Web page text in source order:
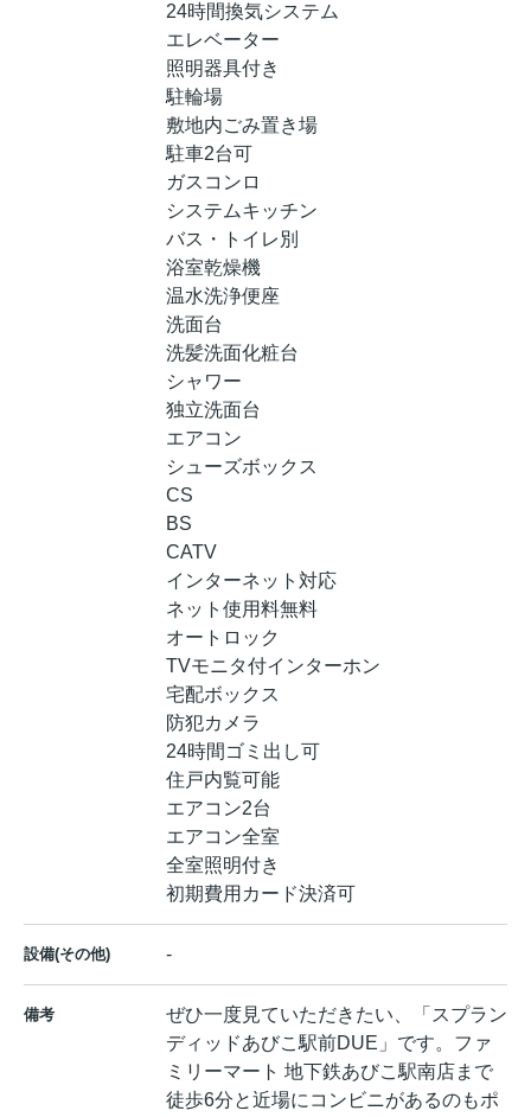
24時間換気システム
エレベーター
照明器具付き
駐輪場
敷地内ごみ置き場
駐車2台可
ガスコンロ
システムキッチン
バス・トイレ別
浴室乾燥機
温水洗浄便座
洗面台
洗髪洗面化粧台
シャワー
独立洗面台
エアコン
シューズボックス
CS
BS
CATV
インターネット対応
ネット使用料無料
オートロック
TVモニタ付インターホン
宅配ボックス
防犯カメラ
24時間ゴミ出し可
住戸内覧可能
エアコン2台
エアコン全室
全室照明付き
初期費用カード決済可
設備(その他) -
備考
ぜひ一度見ていただきたい、「スプラン
ディッドあびこ駅前DUE」です。ファ
ミリーマート 地下鉄あびこ駅南店まで
徒歩6分と近場にコンビニがあるのもポ